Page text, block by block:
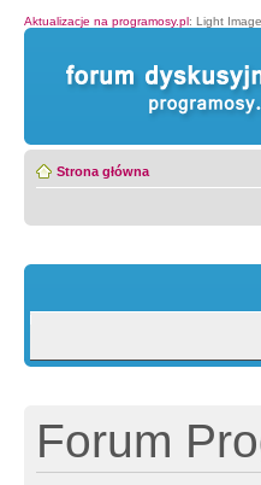
Aktualizacje na programosy.pl: Light
Strona główna
Forum